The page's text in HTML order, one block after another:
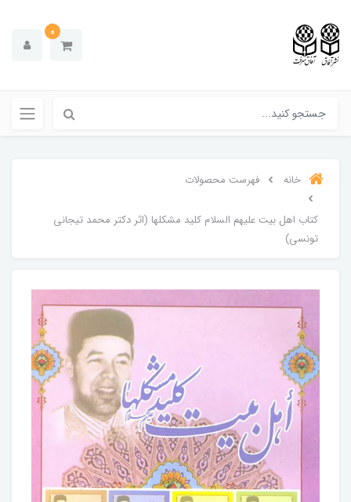
0
خانه فهرست محصولات
کتاب اهل بیت علیهم السلام کلید مشکلها (اثر دکتر محمد تیجانی
تونسی)